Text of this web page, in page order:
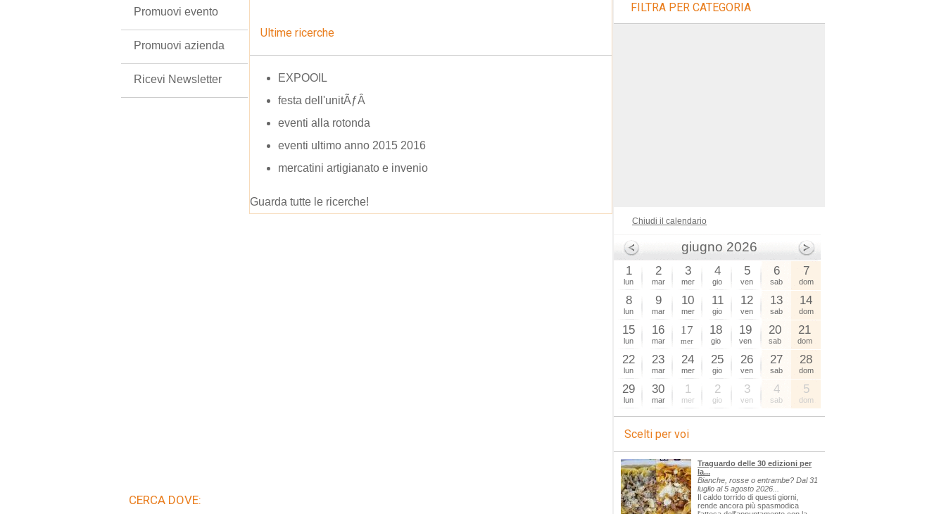
Ultime ricerche
EXPOOIL
festa dell'unitÃƒÂ
eventi alla rotonda
eventi ultimo anno 2015 2016
mercatini artigianato e invenio
Guarda tutte le ricerche!
Promuovi evento
Promuovi azienda
Ricevi Newsletter
CERCA DOVE:
FILTRA PER CATEGORIA
Chiudi il calendario
giugno 2026
1
lun
2
mar
3
mer
4
gio
5
ven
6
sab
7
dom
8
lun
9
mar
10
mer
11
gio
12
ven
13
sab
14
dom
15
lun
16
mar
17
mer
18
gio
19
ven
20
sab
21
dom
22
lun
23
mar
24
mer
25
gio
26
ven
27
sab
28
dom
29
lun
30
mar
1
mer
2
gio
3
ven
4
sab
5
dom
Scelti per voi
Traguardo delle 30 edizioni per
la...
Bianche, rosse o entrambe? Dal 31
luglio al 5 agosto 2026...
Il caldo torrido di questi giorni,
rende ancora più spasmodica